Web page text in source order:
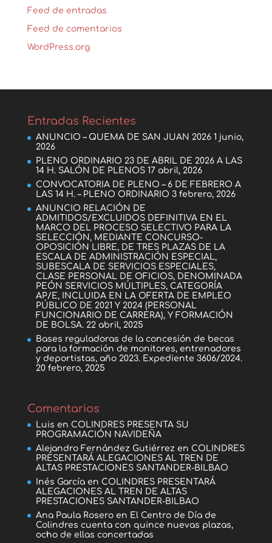
Feed de entradas
Feed de comentarios
WordPress.org
Entradas Recientes
ANUNCIO – QUEMA DE SAN JUAN 2026 1 junio,
2026
PLENO ORDINARIO 23 DE ABRIL DE 2026 A LAS
14 H. SALÓN DE PLENOS 17 abril, 2026
CONVOCATORIA DE PLENO – 6 DE FEBRERO A
LAS 14 H. – PLENO ORDINARIO 3 febrero, 2026
ANUNCIO RELACIÓN DE
ADMITIDOS/EXCLUIDOS DEFINITIVA EN EL
MARCO DEL PROCESO SELECTIVO PARA LA
SELECCIÓN, MEDIANTE CONCURSO-
OPOSICIÓN LIBRE, DE TRES PLAZAS DE LA
ESCALA DE ADMINISTRACIÓN ESPECIAL,
SUBESCALA DE SERVICIOS ESPECIALES,
CLASE PERSONAL DE OFICIOS, DENOMINADA
PEÓN SERVICIOS MÚLTIPLES, CATEGORÍA
AP/E, INCLUIDA EN LA OFERTA DE EMPLEO
PÚBLICO DE 2021 Y 2024 (PERSONAL
FUNCIONARIO DE CARRERA), Y FORMACIÓN
DE BOLSA. 22 abril, 2025
Bases reguladoras de la concesión de becas
para la formación de monitores, entrenadores
y deportistas, año 2023. Expediente 3606/2024.
20 febrero, 2025
Comentarios
Luis en COLINDRES PRESENTA SU
PROGRAMACIÓN NAVIDEÑA
Alejandro Fernández Gutiérrez en COLINDRES
PRESENTARÁ ALEGACIONES AL TREN DE
ALTAS PRESTACIONES SANTANDER-BILBAO
Inés Garcíaen COLINDRES PRESENTARÁ
ALEGACIONES AL TREN DE ALTAS
PRESTACIONES SANTANDER-BILBAO
Ana Paula Roseroen El Centro de Día de
Colindres cuenta con quince nuevas plazas,
ocho de ellas concertadas